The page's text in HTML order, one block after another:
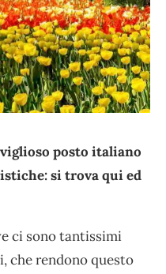
posto italiano
si trova qui ed
ci sono tantissimi
che rendono questo